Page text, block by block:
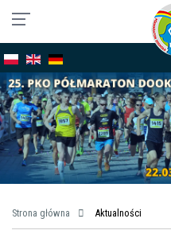
Strona główna Aktualności